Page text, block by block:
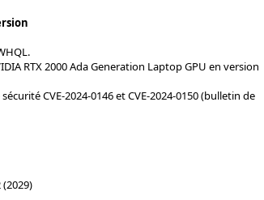
RTX 2000 Ada Generation Laptop GPU en version
CVE-2024-0146 et CVE-2024-0150 (bulletin de